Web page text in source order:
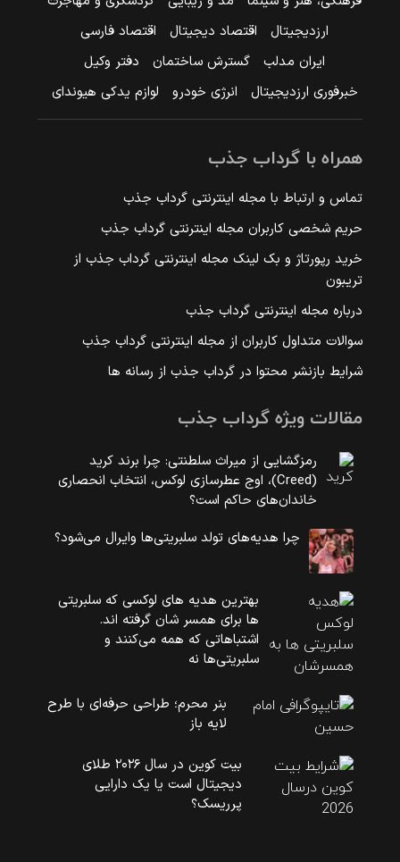
ارزدیجیتال
اقتصاد دیجیتال
اقتصاد فارسی
ایران مدلب
گسترش ساختمان
دفتر وکیل
خبرفوری ارزدیجیتال
انرژی خودرو لوازم یدکی هیوندای
همراه با گرداب جذب
تماس و ارتباط با مجله اینترنتی گرداب جذب
حریم شخصی کاربران مجله اینترنتی گرداب جذب
خرید رپورتاژ و بک لینک مجله اینترنتی گرداب جذب از
تریبون
درباره مجله اینترنتی گرداب جذب
سوالات متداول کاربران از مجله اینترنتی گرداب جذب
شرایط بازنشر محتوا در گرداب جذب از رسانه ها
مقالات ویژه گرداب جذب
رمزگشایی از میراث سلطنتی: چرا برند کرید
(Creed)، اوج عطرسازی لوکس، انتخاب انحصاری
خاندان‌های حاکم است؟
چرا هدیه‌های تولد سلبریتی‌ها وایرال می‌شود؟
بهترین هدیه های لوکسی که سلبریتی
ها برای همسر شان گرفته اند.
اشتباهاتی که همه می‌کنند و
سلبریتی‌ها نه
بنر محرم؛ طراحی حرفه‌ای با طرح
لایه باز
بیت کوین در سال ۲۰۲۶ طلای
دیجیتال است یا یک دارایی
پرریسک؟